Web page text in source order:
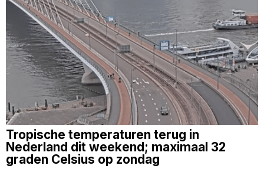
Tropische temperaturen terug in
Nederland dit weekend; maximaal 32
graden Celsius op zondag